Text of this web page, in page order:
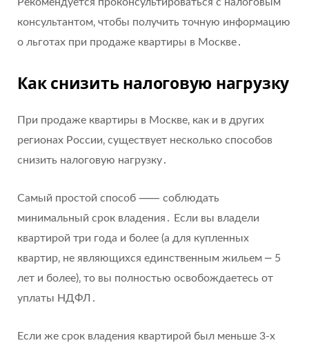
консультантом‚ чтобы получить точную информацию
о льготах при продаже квартиры в Москве․
Как снизить налоговую нагрузку
При продаже квартиры в Москве‚ как и в других
регионах России‚ существует несколько способов
снизить налоговую нагрузку․
Самый простой способ ⸺ соблюдать
минимальный срок владения․ Если вы владели
квартирой три года и более (а для купленных
квартир‚ не являющихся единственным жильем ⎼ 5
лет и более)‚ то вы полностью освобождаетесь от
уплаты НДФЛ․
Если же срок владения квартирой был меньше 3-х